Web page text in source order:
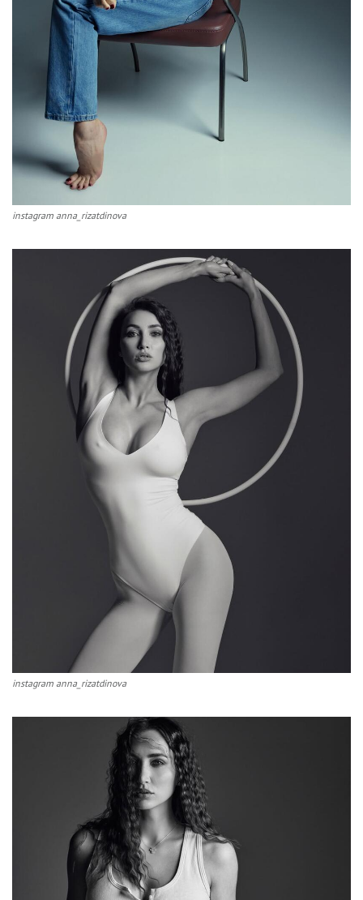
instagram anna_rizatdinova
instagram anna_rizatdinova